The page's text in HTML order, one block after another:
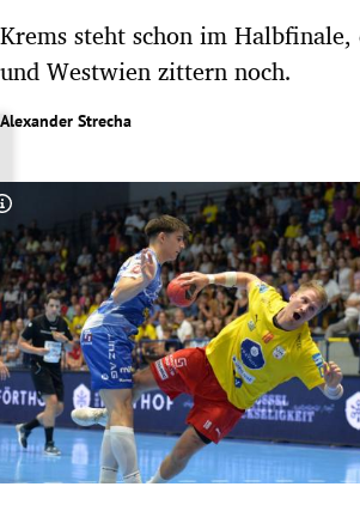
Untermenü
Untermenü
Untermenü
Untermenü
Untermenü
Krems steht schon im
und Westwien zittern noch.
Alexander Strecha
Copyright-Hinweis öffnen/schließen